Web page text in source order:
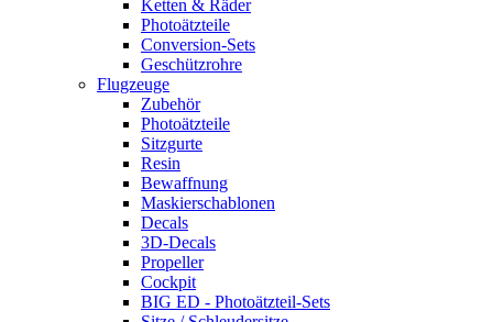
Ketten & Räder
Photoätzteile
Conversion-Sets
Geschützrohre
Flugzeuge
Zubehör
Photoätzteile
Sitzgurte
Resin
Bewaffnung
Maskierschablonen
Decals
3D-Decals
Propeller
Cockpit
BIG ED - Photoätzteil-Sets